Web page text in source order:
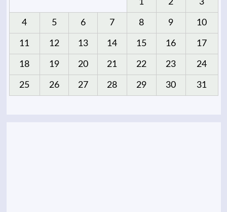
1 2 3
4 5 6 7 8 9 10
11 12 13 14 15 16 17
18 19 20 21 22 23 24
25 26 27 28 29 30 31